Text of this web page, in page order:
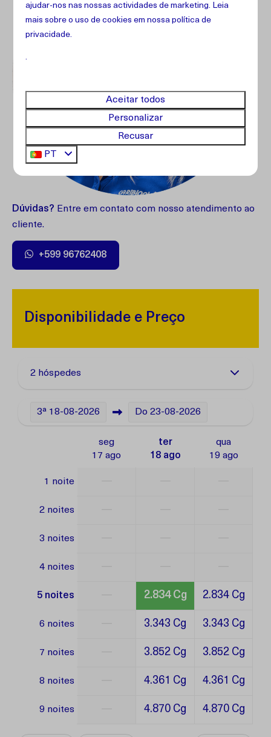
Dúvidas? Entre em contato com nosso atendimento ao
cliente.
+599 96762408
Disponibilidade e Preço
2 hóspedes
3ª 18-08-2026 Do 23-08-2026
seg
17 ago
ter
18 ago
qua
19 ago
1 noite
2 noites
3 noites
4 noites
5 noites 2.834 Cg 2.834 Cg
6 noites 3.343 Cg 3.343 Cg
7 noites 3.852 Cg 3.852 Cg
8 noites 4.361 Cg 4.361 Cg
9 noites 4.870 Cg 4.870 Cg
ajudar-nos nas nossas actividades de marketing. Leia
mais sobre o uso de cookies emnossa política de
privacidade.
.
Aceitar todos
Personalizar
Recusar
PT